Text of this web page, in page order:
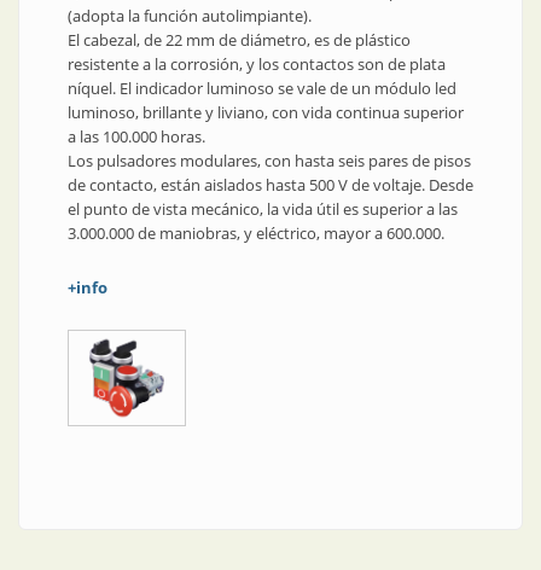
(adopta la función autolimpiante).
El cabezal, de 22 mm de diámetro, es de plástico
resistente a la corrosión, y los contactos son de plata
níquel. El indicador luminoso se vale de un módulo led
luminoso, brillante y liviano, con vida continua superior
a las 100.000 horas.
Los pulsadores modulares, con hasta seis pares de pisos
de contacto, están aislados hasta 500 V de voltaje. Desde
el punto de vista mecánico, la vida útil es superior a las
3.000.000 de maniobras, y eléctrico, mayor a 600.000.
+info